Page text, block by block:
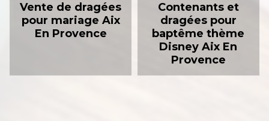
Vente de dragées
pour mariage Aix
En Provence
Contenants et
dragées pour
baptême thème
Disney Aix En
Provence